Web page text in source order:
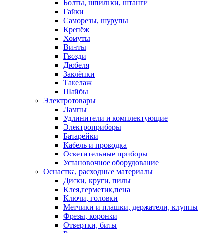
Болты, шпильки, штанги
Гайки
Саморезы, шурупы
Крепёж
Хомуты
Винты
Гвозди
Дюбеля
Заклёпки
Такелаж
Шайбы
Электротовары
Лампы
Удлинители и комплектующие
Электроприборы
Батарейки
Кабель и проводка
Осветительные приборы
Установочное оборудование
Оснастка, расходные материалы
Диски, круги, пилы
Клея,герметик,пена
Ключи, головки
Метчики и плашки, держатели, клуппы
Фрезы, коронки
Отвертки, биты